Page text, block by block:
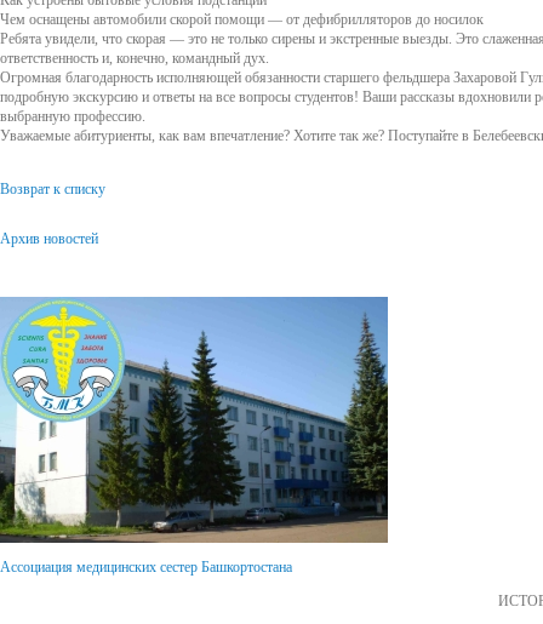
Чем оснащены автомобили скорой помощи — от дефибрилляторов до носилок
Ребята увидели, что скорая — это не только сирены и экстренные выезды. Это
ответственность и, конечно, командный дух.
Огромная благодарность исполняющей обязанности старшего фельдшера Захаровой
подробную экскурсию и ответы на все вопросы студентов! Ваши рассказы вдохновили
выбранную профессию.
Уважаемые абитуриенты, как вам впечатление? Хотите так же? Поступайте в
Возврат к списку
Архив новостей
Ассоциация медицинских сестер Башкортостана